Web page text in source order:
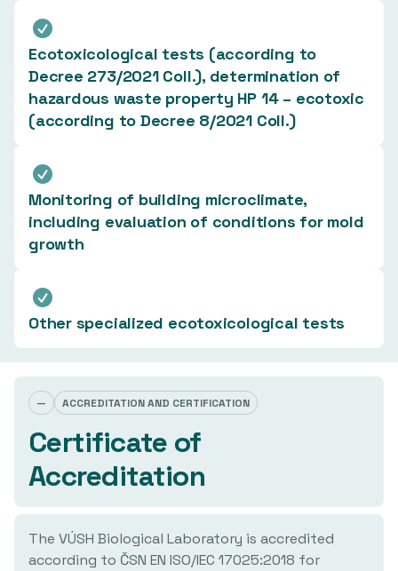
Ecotoxicological tests (according to
Decree 273/2021 Coll.), determination of
hazardous waste property HP 14 – ecotoxic
(according to Decree 8/2021 Coll.)
Monitoring of building microclimate,
including evaluation of conditions for mold
growth
Other specialized ecotoxicological tests
— ACCREDITATION AND CERTIFICATION
Certificate of
Accreditation
The VÚSH Biological Laboratory is accredited
according to ČSN EN ISO/IEC 17025:2018 for